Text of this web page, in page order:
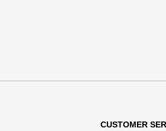
CUSTOMER